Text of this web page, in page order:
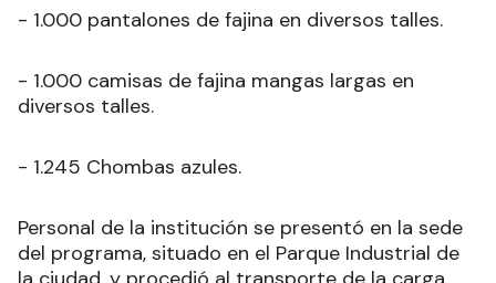
- 1.000 pantalones de fajina en diversos talles.
- 1.000 camisas de fajina mangas largas en
diversos talles.
- 1.245 Chombas azules.
Personal de la institución se presentó en la sede
del programa, situado en el Parque Industrial de